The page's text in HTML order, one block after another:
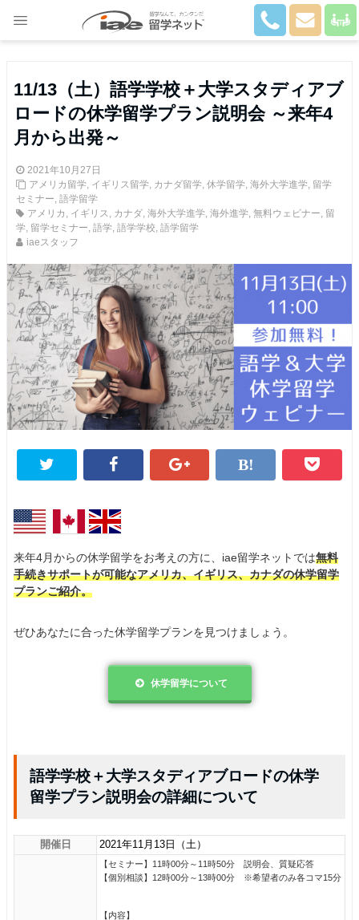
11/13（土）語学学校＋大学スタディアブ
ロードの休学留学プラン説明会 ～来年4
月から出発～
2021年10月27日
アメリカ留学, イギリス留学, カナダ留学, 休学留学, 海外大学進学, 留学
セミナー, 語学留学
アメリカ , イギリス, カナダ, 海外大学進学, 海外進学, 無料ウェビナー, 留
学, 留学セミナー, 語学, 語学学校, 語学留学
iaeスタッフ
来年4月からの休学留学をお考えの方に、iae留学ネットでは無料
手続きサポートが可能なアメリカ、イギリス、カナダの休学留学
プランご紹介。
ぜひあなたに合った休学留学プランを見つけましょう。
休学留学について
語学学校＋大学スタディアブロードの休学
留学プラン説明会の詳細について
開催日 2021年11月13日（土）
【セミナー】11時00分～11時50分 説明会、質疑応答
【個別相談】12時00分～13時00分 ※希望者のみ各コマ15分
【内容】